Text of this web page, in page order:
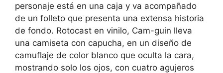
personaje está en una caja y va acompañado
de un folleto que presenta una extensa historia
de fondo. Rotocast en vinilo, Cam-guin lleva
una camiseta con capucha, en un diseño de
camuflaje de color blanco que oculta la cara,
mostrando solo los ojos, con cuatro agujeros